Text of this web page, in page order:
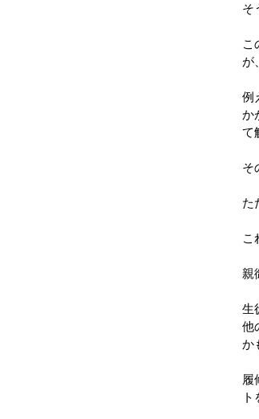
そ
こ
が
例
か
て
そ
た
こ
親
生
他
か
履